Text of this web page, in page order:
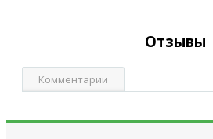
Отзывы
Комментарии